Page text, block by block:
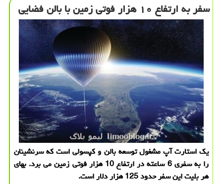
سفر به ارتفاع ۱۰ هزار فوتی زمین با بالن فضایی
یك استارت آپ مشغول توسعه بالن و كپسولی است كه سرنشینان
را به سفری 6 ساعته در ارتفاع 10 هزار فوتی زمین می برد. بهای
هر بلیت این سفر حدود 125 هزار دلار است.